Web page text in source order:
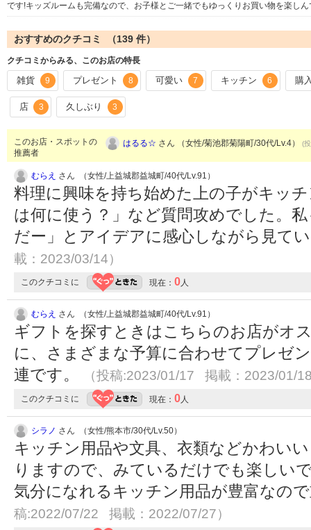
です!キッズルームも完備なので、お子様とご一緒でもゆっくりお買い物を楽し
おすすめのクチコミ （139 件）
クチコミからみる、このお店の特長
雑貨 9 プレゼント 8 可愛い 7 キッチン 6 購
店 3 久しぶり 3
このお店・スポットの
推薦者
はるる☆ さん （女性/菊池郡菊陽町/30代/Lv.4） (
むらえ さん （女性/上益城郡益城町/40代/Lv.91）
料理に興味を持ち始めた上の子がキッ
は何に使う？」など質問攻めでした。
だー」とアイデアに感心しながら見て
載：2023/03/14）
このクチコミに 現在： 0人
むらえ さん （女性/上益城郡益城町/40代/Lv.91）
ギフトを探すときはこちらのお店がオ
に、さまざまな予算に合わせてプレゼ
連です。
（投稿:2023/01/17 掲載：2023/01/
このクチコミに 現在： 0人
シラノ さん （女性/熊本市/30代/Lv.50）
キッチン用品や文具、衣類などかわい
りますので、みているだけでも楽しい
気分になれるキッチン用品が豊富なの
稿:2022/07/22 掲載：2022/07/27）